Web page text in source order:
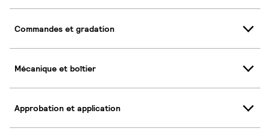
Commandes et gradation
Mécanique et boîtier
Approbation et application